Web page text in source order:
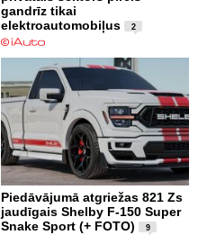
gandrīz tikai
elektroautomobiļus
2
Piedāvājumā atgriežas 821 Zs
jaudīgais Shelby F-150 Super
Snake Sport (+ FOTO)
9